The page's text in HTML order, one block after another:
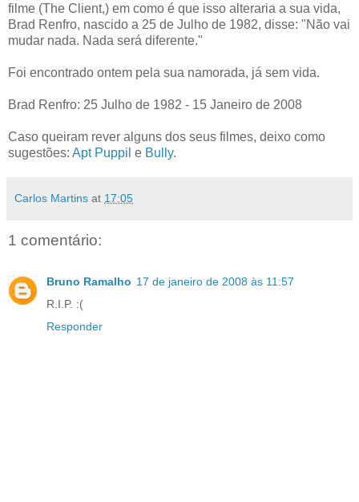
filme (The Client,) em como é que isso alteraria a sua vida,
Brad Renfro, nascido a 25 de Julho de 1982, disse: "Não vai
mudar nada. Nada será diferente."
Foi encontrado ontem pela sua namorada, já sem vida.
Brad Renfro: 25 Julho de 1982 - 15 Janeiro de 2008
Caso queiram rever alguns dos seus filmes, deixo como
sugestões: Apt Puppil e Bully.
Carlos Martins at 17:05
1 comentário:
Bruno Ramalho 17 de janeiro de 2008 às 11:57
R.I.P. :(
Responder